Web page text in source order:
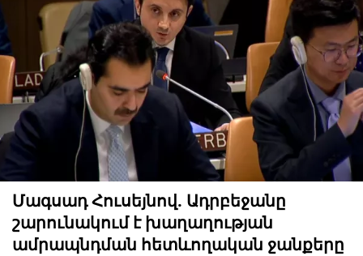
Մագսադ Հուսեյնով. Ադրբեջանը
շարունակում է խաղաղության
ամրապնդման հետևողական ջանքերը